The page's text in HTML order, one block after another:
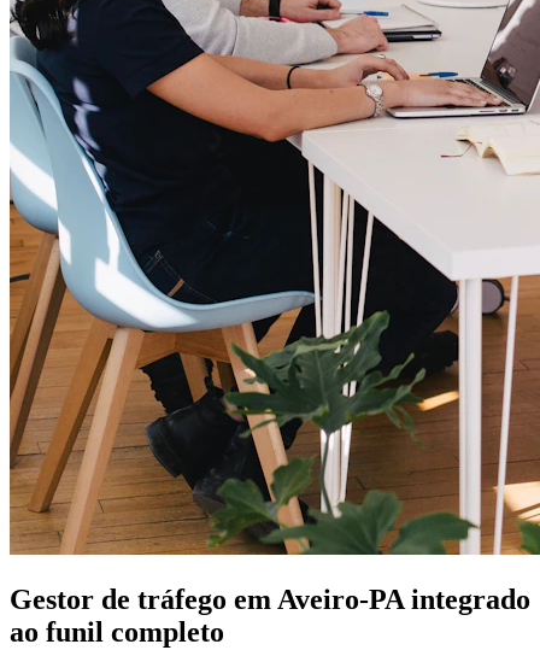
Gestor de tráfego em Aveiro-PA integrado
ao funil completo